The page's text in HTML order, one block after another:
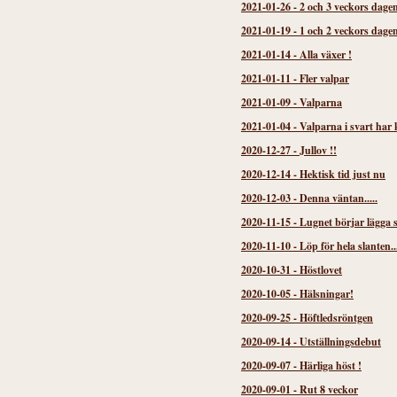
2021-01-26-2 och 3 veckors
2021-01-19- 1 och 2 veckors
2021-01-14-Alla växer !
2021-01-11 -Fler valpar
2021-01-09-Valparna
2021-01-04-Valparna i svart har
2020-12-27-Jullov !!
2020-12-14-Hektisk tid just nu
2020-12-03-Denna väntan.....
2020-11-15-Lugnet börjar lägga
2020-11-10-Löp för hela
2020-10-31 -Höstlovet
2020-10-05-Hälsningar!
2020-09-25-Höftledsröntgen
2020-09-14-Utställningsdebut
2020-09-07-Härliga höst !
2020-09-01 -Rut 8 veckor